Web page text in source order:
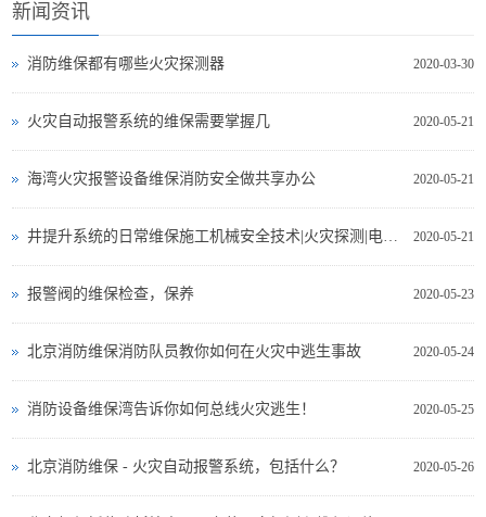
新闻资讯
2020-03-30
消防维保都有哪些火灾探测器
2020-05-21
火灾自动报警系统的维保需要掌握几
2020-05-21
海湾火灾报警设备维保消防安全做共享办公
2020-05-21
井提升系统的日常维保施工机械安全技术|火灾探测|电气测试
2020-05-23
报警阀的维保检查，保养
2020-05-24
北京消防维保消防队员教你如何在火灾中逃生事故
2020-05-25
消防设备维保湾告诉你如何总线火灾逃生！
2020-05-26
北京消防维保 - 火灾自动报警系统，包括什么？